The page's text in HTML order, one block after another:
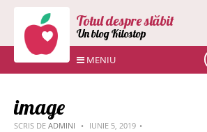
Totul despre slăbit
Un blog Kilostop
MENIU
image
SCRIS DE ADMINI IUNIE 5, 2019